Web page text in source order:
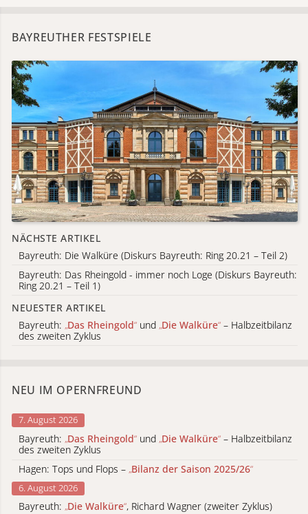
BAYREUTHER FESTSPIELE
NÄCHSTE ARTIKEL
Bayreuth: Die Walküre (Diskurs Bayreuth: Ring 20.21 – Teil 2)
Bayreuth: Das Rheingold - immer noch Loge (Diskurs Bayreuth:
Ring 20.21 – Teil 1)
NEUESTER ARTIKEL
Bayreuth: „Das Rheingold“ und „Die Walküre“ – Halbzeitbilanz
des zweiten Zyklus
NEU IM OPERNFREUND
7. August 2026
Bayreuth: „Das Rheingold“ und „Die Walküre“ – Halbzeitbilanz
des zweiten Zyklus
Hagen: Tops und Flops – „Bilanz der Saison 2025/26“
6. August 2026
Bayreuth: „Die Walküre“, Richard Wagner (zweiter Zyklus)